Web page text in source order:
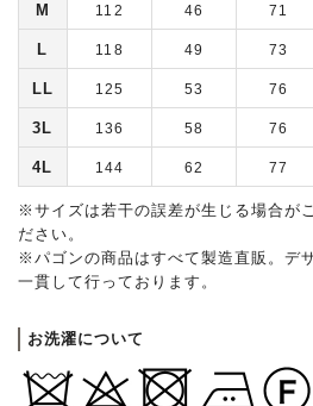
M 112 46 71
L 118 49 73
LL 125 53 76
3L 136 58 76
4L 144 62 77
※サイズは若干の誤差が生じる場合が
ださい。
※パゴンの商品はすべて製造直販。デ
一貫して行っております。
お洗濯について